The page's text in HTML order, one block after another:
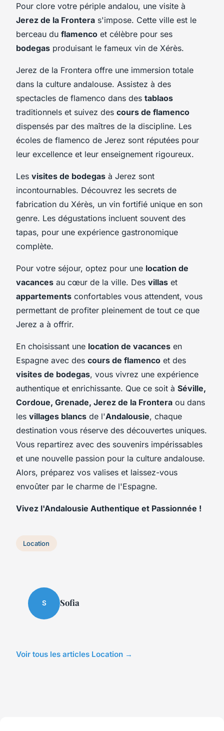
Pour clore votre périple andalou, une visite à
Jerez de la Frontera s'impose. Cette ville est le
berceau du flamenco et célèbre pour ses
bodegas produisant le fameux vin de Xérès.
Jerez de la Frontera offre une immersion totale
dans la culture andalouse. Assistez à des
spectacles de flamenco dans des tablaos
traditionnels et suivez des cours de flamenco
dispensés par des maîtres de la discipline. Les
écoles de flamenco de Jerez sont réputées pour
leur excellence et leur enseignement rigoureux.
Les visites de bodegas à Jerez sont
incontournables. Découvrez les secrets de
fabrication du Xérès, un vin fortifié unique en son
genre. Les dégustations incluent souvent des
tapas, pour une expérience gastronomique
complète.
Pour votre séjour, optez pour une location de
vacances au cœur de la ville. Des villas et
appartements confortables vous attendent, vous
permettant de profiter pleinement de tout ce que
Jerez a à offrir.
En choisissant une location de vacances en
Espagne avec des cours de flamenco et des
visites de bodegas, vous vivrez une expérience
authentique et enrichissante. Que ce soit à Séville,
Cordoue, Grenade, Jerez de la Frontera ou dans
les villages blancs de l'Andalousie, chaque
destination vous réserve des découvertes uniques.
Vous repartirez avec des souvenirs impérissables
et une nouvelle passion pour la culture andalouse.
Alors, préparez vos valises et laissez-vous
envoûter par le charme de l'Espagne.
Vivez l'Andalousie Authentique et Passionnée !
Location
S Sofia
Voir tous les articles Location →